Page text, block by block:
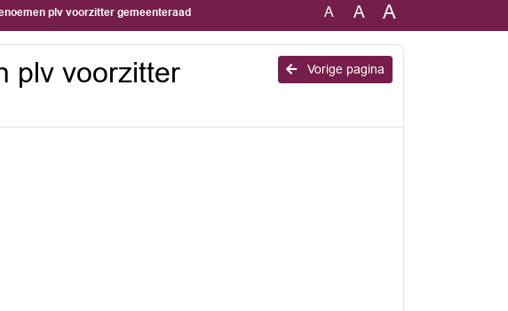
plv voorzitter gemeenteraad A A A
Vorige pagina
plv voorzitter